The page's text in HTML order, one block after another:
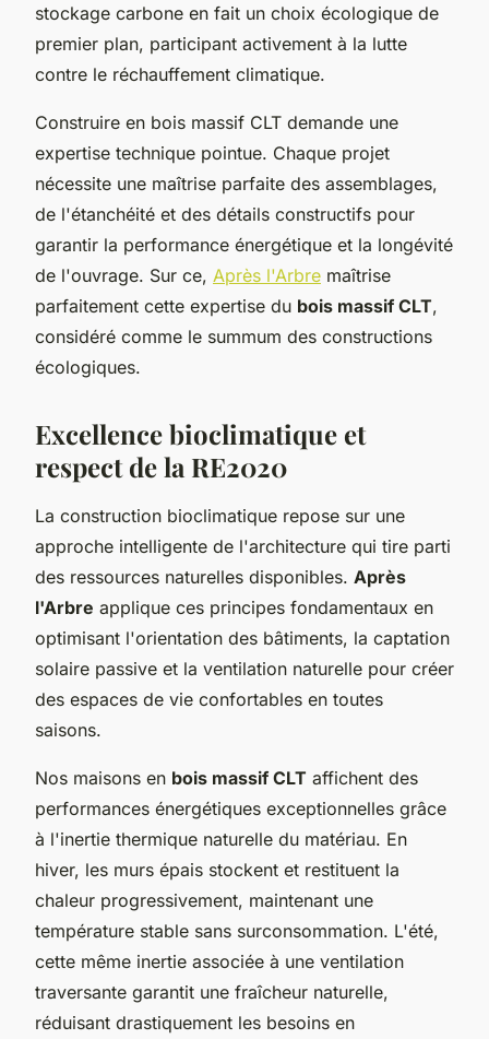
stockage carbone en fait un choix écologique de
premier plan, participant activement à la lutte
contre le réchauffement climatique.
Construire en bois massif CLT demande une
expertise technique pointue. Chaque projet
nécessite une maîtrise parfaite des assemblages,
de l'étanchéité et des détails constructifs pour
garantir la performance énergétique et la longévité
de l'ouvrage. Sur ce, Après l'Arbre maîtrise
parfaitement cette expertise du bois massif CLT,
considéré comme le summum des constructions
écologiques.
Excellence bioclimatique et
respect de la RE2020
La construction bioclimatique repose sur une
approche intelligente de l'architecture qui tire parti
des ressources naturelles disponibles. Après
l'Arbre applique ces principes fondamentaux en
optimisant l'orientation des bâtiments, la captation
solaire passive et la ventilation naturelle pour créer
des espaces de vie confortables en toutes
saisons.
Nos maisons en bois massif CLT affichent des
performances énergétiques exceptionnelles grâce
à l'inertie thermique naturelle du matériau. En
hiver, les murs épais stockent et restituent la
chaleur progressivement, maintenant une
température stable sans surconsommation. L'été,
cette même inertie associée à une ventilation
traversante garantit une fraîcheur naturelle,
réduisant drastiquement les besoins en